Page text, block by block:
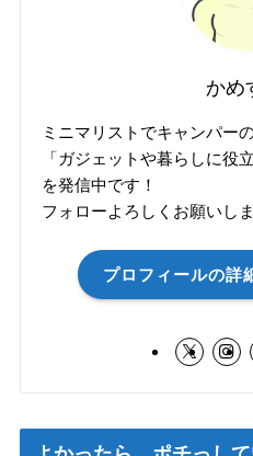
かめ
ミニマリストでキャンパー
「ガジェットや暮らしに役
を発信中です！
フォローよろしくお願いし
プロフィールの詳